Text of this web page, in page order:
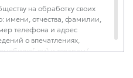
на обработку своих
имени, отчества, фамилии,
телефона и адрес
о впечатлениях,
ям) и товарам/
телефона